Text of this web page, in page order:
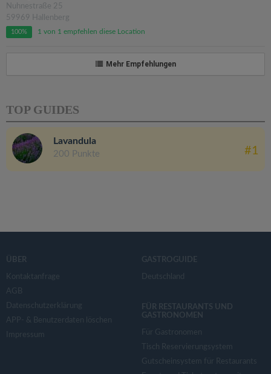
Nuhnestraße 25
59969 Hallenberg
100% 1 von 1 empfehlen diese Location
Mehr Empfehlungen
TOP GUIDES
Lavandula
200 Punkte #1
ÜBER
Kontaktanfrage
AGB
Datenschutzerklärung
APP- & Benutzerdaten löschen
Impressum
GASTROGUIDE
Deutschland
FÜR RESTAURANTS UND
GASTRONOMEN
Für Gastronomen
Tisch Reservierungsystem
Gutscheinsystem für Restaurants